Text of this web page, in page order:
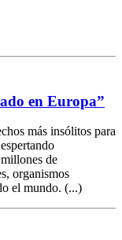
en Europa”
más insólitos para
de
organismos
el mundo. (...)